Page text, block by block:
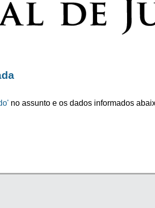
no assunto e os dados informados